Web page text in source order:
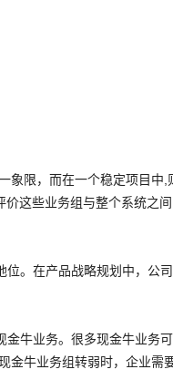
象限，而在一个稳定项目中,
这些业务组与整个系统之
。在产品战略规划中，公
牛业务。很多现金牛业务
金牛业务组转弱时，企业需